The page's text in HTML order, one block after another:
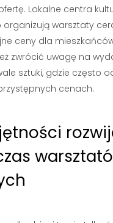
Lokalne centra
warsztaty
ceny dla
zwrócić uwagę na
sztuki, gdzie często
cenach.